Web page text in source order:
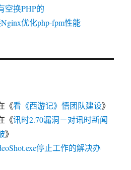
空换PHP的
优化php-fpm性能
《看《西游记》悟团队建设》
《讯时2.70漏洞－对讯时新闻
》
停止工作的解决办